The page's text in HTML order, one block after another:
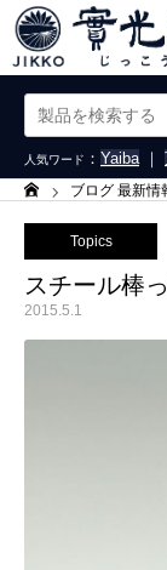
人気ワード ： Yaiba｜
ーム ブログ 最新情
Topics
スチール棒
2015.5.1